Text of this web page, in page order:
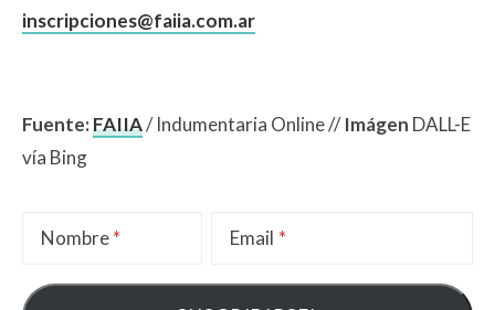
inscripciones@faiia.com.ar
Fuente:FAIIA/ Indumentaria Online //Imágen DALL-E
vía Bing
Nombre Email